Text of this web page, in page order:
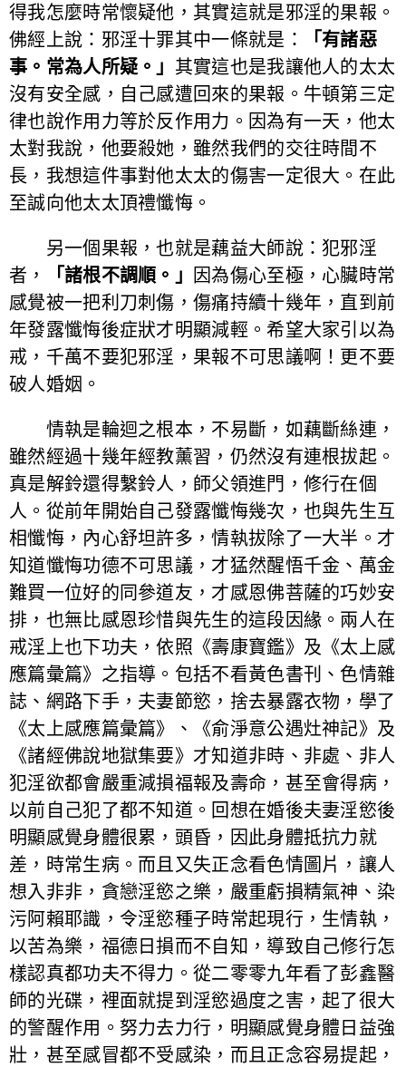
得我怎麼時常懷疑他，其實這就是邪淫的果報。
佛經上說：邪淫十罪其中一條就是：
「有諸惡
事。常為人所疑。」 其實這也是我讓他人的太太
沒有安全感，自己感遭回來的果報。牛頓第三定
律也說作用力等於反作用力。因為有一天，他太
太對我說，他要殺她，雖然我們的交往時間不
長，我想這件事對他太太的傷害一定很大。在此
至誠向他太太頂禮懺悔。
另一個果報，也就是藕益大師說：犯邪淫
者，
「諸根不調順。」
因為傷心至極，心臟時常
感覺被一把利刀刺傷，傷痛持續十幾年，直到前
年發露懺悔後症狀才明顯減輕。希望大家引以為
戒，千萬不要犯邪淫，果報不可思議啊！更不要
破人婚姻。
情執是輪迴之根本，不易斷，如藕斷絲連，
雖然經過十幾年經教薰習，仍然沒有連根拔起。
真是解鈴還得繫鈴人，師父領進門，修行在個
人。從前年開始自己發露懺悔幾次，也與先生互
相懺悔，內心舒坦許多，情執拔除了一大半。才
知道懺悔功德不可思議，才猛然醒悟千金、萬金
難買一位好的同參道友，才感恩佛菩薩的巧妙安
排，也無比感恩珍惜與先生的這段因緣。兩人在
戒淫上也下功夫，依照《壽康寶鑑》及《太上感
應篇彙篇》之指導。包括不看黃色書刊、色情雜
誌、網路下手，夫妻節慾，捨去暴露衣物，學了
《太上感應篇彙篇》、《俞淨意公遇灶神記》及
《諸經佛說地獄集要》才知道非時、非處、非人
犯淫欲都會嚴重減損福報及壽命，甚至會得病，
以前自己犯了都不知道。回想在婚後夫妻淫慾後
明顯感覺身體很累，頭昏，因此身體抵抗力就
差，時常生病。而且又失正念看色情圖片，讓人
想入非非，貪戀淫慾之樂，嚴重虧損精氣神、染
污阿賴耶識，令淫慾種子時常起現行，生情執，
以苦為樂，福德日損而不自知，導致自己修行怎
樣認真都功夫不得力。從二零零九年看了彭鑫醫
師的光碟，裡面就提到淫慾過度之害，起了很大
的警醒作用。努力去力行，明顯感覺身體日益強
壯，甚至感冒都不受感染，而且正念容易提起，